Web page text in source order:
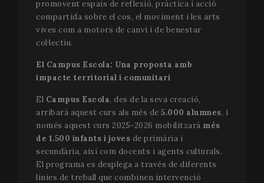
promovent espais de reflexió, pràctica i acció
compartida sobre el cos, el moviment i les arts
vives com a motors de canvi i de benestar
col·lectiu.
El Campus Escola: Una proposta amb
impacte territorial i comunitari
El Campus Escola, des de la seva creació,
arribarà aquest curs als més de 5.000 alumnes, i
només aquest curs 2025-2026 mobilitzarà més
de 1.500 infants i joves de primària i
secundària, així com docents i agents culturals.
El programa es desplega a través de diferents
línies de treball que combinen intervenció